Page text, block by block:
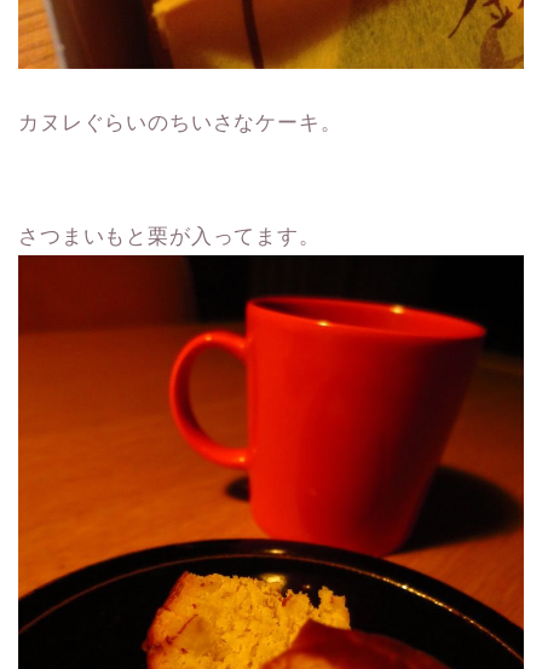
カヌレぐらいのちいさなケーキ。
さつまいもと栗が入ってます。